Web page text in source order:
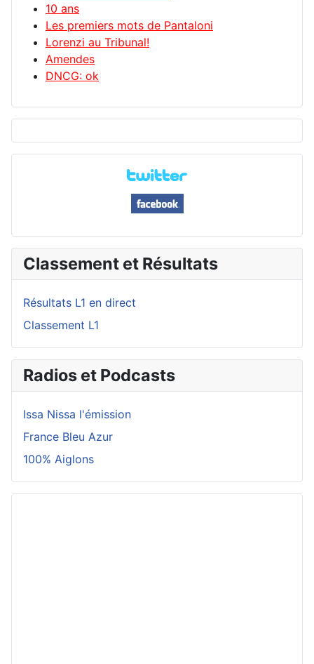
10 ans
Les premiers mots de Pantaloni
Lorenzi au Tribunal!
Amendes
DNCG: ok
Classement et Résultats
Résultats L1 en direct
Classement L1
Radios et Podcasts
Issa Nissa l'émission
France Bleu Azur
100% Aiglons